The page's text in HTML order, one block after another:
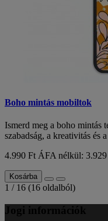
Boho mintás mobiltok
Ismerd meg a boho mintás
szabadság, a kreativitás és
4.990 Ft ÁFA nélkül:
Kosárba
1 / 16 (16 oldalból)
Jogi információk